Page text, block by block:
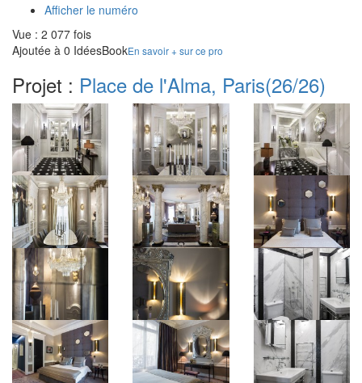
Afficher le numéro
Vue : 2 077 fois
Ajoutée à 0 IdéesBookEn savoir + sur ce pro
Projet : Place de l'Alma, Paris(26/26)